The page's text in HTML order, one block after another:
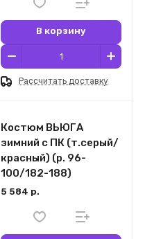
В корзину
Рассчитать доставку
Костюм ВЬЮГА
зимний с ПК (т.серый/
красный) (р. 96-
100/182-188)
5 584 р.